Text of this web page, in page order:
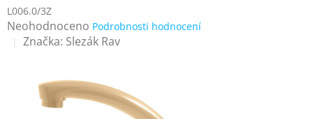
L006.0/3Z
Průměrné
hodnocení
Neohodnoceno Podrobnosti hodnocení
Značka: Slezák Rav